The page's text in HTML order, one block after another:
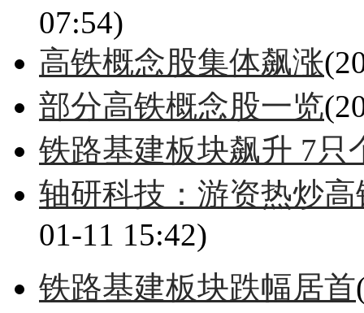
07:54)
高铁概念股集体飙涨
部分高铁概念股一览
铁路基建板块飙升 7只
轴研科技：游资热炒
01-11 15:42)
铁路基建板块跌幅居首